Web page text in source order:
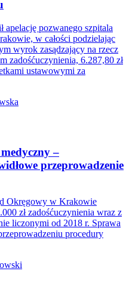
pozwanego szpitala
w całości podzielając
wyrok zasądzający na rzecz
zadośćuczynienia, 6.287,80 zł
ustawowymi za
–
przeprowadzenie
Okręgowy w Krakowie
zł zadośćuczynienia wraz z
liczonymi od 2018 r. Sprawa
procedury